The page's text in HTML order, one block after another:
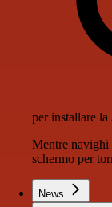
per installare
Mentre navighi
schermo per
News